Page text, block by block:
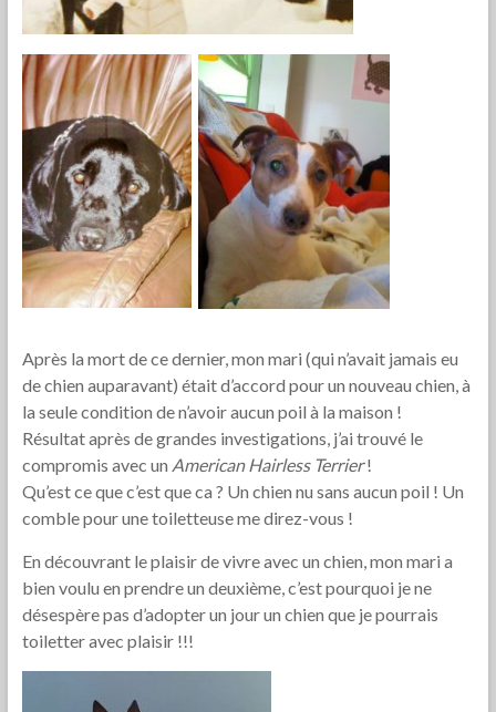
Après la mort de ce dernier, mon mari (qui n’avait jamais eu
de chien auparavant) était d’accord pour un nouveau chien, à
la seule condition de n’avoir aucun poil à la maison !
Résultat après de grandes investigations, j’ai trouvé le
compromis avec un American Hairless Terrier!
Qu’est ce que c’est que ca ? Un chien nu sans aucun poil ! Un
comble pour une toiletteuse me direz-vous !
En découvrant le plaisir de vivre avec un chien, mon mari a
bien voulu en prendre un deuxième, c’est pourquoi je ne
désespère pas d’adopter un jour un chien que je pourrais
toiletter avec plaisir !!!